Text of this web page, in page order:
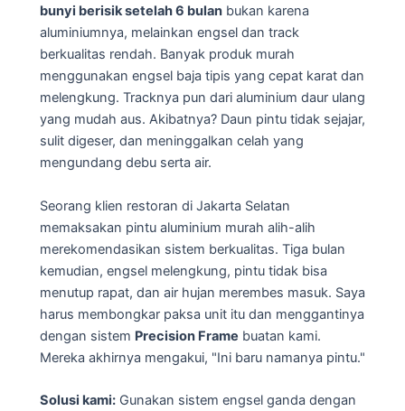
bunyi berisik setelah 6 bulan bukan karena
aluminiumnya, melainkan engsel dan track
berkualitas rendah. Banyak produk murah
menggunakan engsel baja tipis yang cepat karat dan
melengkung. Tracknya pun dari aluminium daur ulang
yang mudah aus. Akibatnya? Daun pintu tidak sejajar,
sulit digeser, dan meninggalkan celah yang
mengundang debu serta air.
Seorang klien restoran di Jakarta Selatan
memaksakan pintu aluminium murah alih-alih
merekomendasikan sistem berkualitas. Tiga bulan
kemudian, engsel melengkung, pintu tidak bisa
menutup rapat, dan air hujan merembes masuk. Saya
harus membongkar paksa unit itu dan menggantinya
dengan sistem Precision Frame buatan kami.
Mereka akhirnya mengakui, "Ini baru namanya pintu."
Solusi kami: Gunakan sistem engsel ganda dengan